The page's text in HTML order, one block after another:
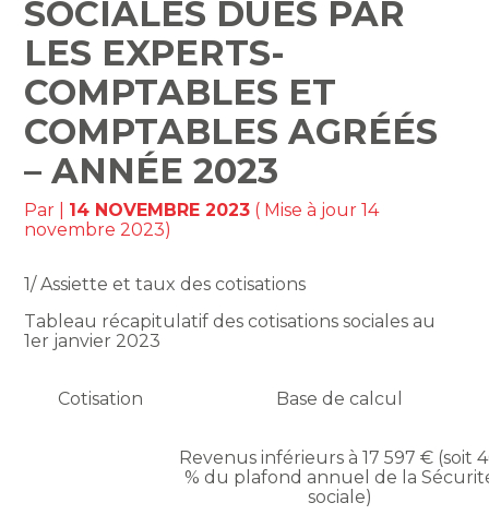
SOCIALES DUES PAR
LES EXPERTS-
COMPTABLES ET
COMPTABLES AGRÉÉS
– ANNÉE 2023
Par 14 NOVEMBRE 2023 ( Mise à jour 14
novembre 2023)
1/ Assiette et taux des cotisations
Tableau récapitulatif des cotisations sociales au
1er janvier 2023
Cotisation Base de calcul
Revenus inférieurs à 17 597 € (soit
% du plafond annuel de la
sociale)